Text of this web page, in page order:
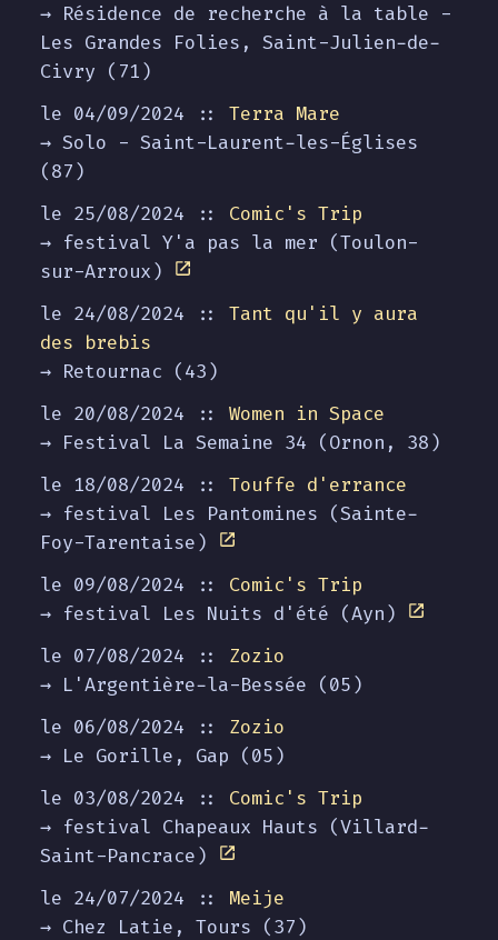
→ Résidence de recherche à la table -
Les Grandes Folies, Saint-Julien-de-
Civry (71)
le 04/09/2024 :: Terra Mare
→ Solo - Saint-Laurent-les-Églises
(87)
le 25/08/2024 :: Comic's Trip
→ festival Y'a pas la mer (Toulon-
sur-Arroux)
le 24/08/2024 :: Tant qu'il y aura
des brebis
→ Retournac (43)
le 20/08/2024 :: Women in Space
→ Festival La Semaine 34 (Ornon, 38)
le 18/08/2024 :: Touffe d'errance
→ festival Les Pantomines (Sainte-
Foy-Tarentaise)
le 09/08/2024 :: Comic's Trip
→ festival Les Nuits d'été (Ayn)
le 07/08/2024 :: Zozio
→ L'Argentière-la-Bessée (05)
le 06/08/2024 :: Zozio
→ Le Gorille, Gap (05)
le 03/08/2024 :: Comic's Trip
→ festival Chapeaux Hauts (Villard-
Saint-Pancrace)
le 24/07/2024 :: Meije
→ Chez Latie, Tours (37)